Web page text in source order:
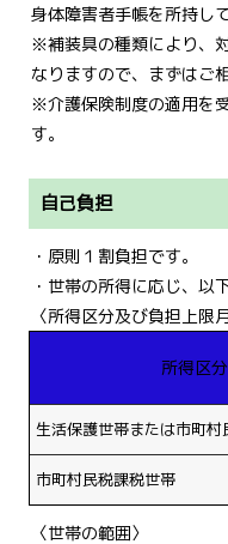
身体障害者手帳を所持し
※補装具の種類により、
なりますので、まずはご
※介護保険制度の適用を
す。
自己負担
・原則１割負担です。
・世帯の所得に応じ、以
〈所得区分及び負担上限
所得区分
生活保護世帯または市町村
市町村民税課税世帯
〈世帯の範囲〉